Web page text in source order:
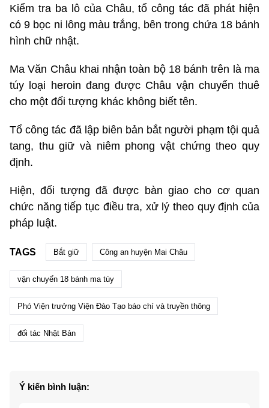
Kiểm tra ba lô của Châu, tổ công tác đã phát hiện
có 9 bọc ni lông màu trắng, bên trong chứa 18 bánh
hình chữ nhật.
Ma Văn Châu khai nhận toàn bộ 18 bánh trên là ma
túy loại heroin đang được Châu vận chuyển thuê
cho một đối tượng khác không biết tên.
Tổ công tác đã lập biên bản bắt người phạm tội quả
tang, thu giữ và niêm phong vật chứng theo quy
định.
Hiện, đối tượng đã được bàn giao cho cơ quan
chức năng tiếp tục điều tra, xử lý theo quy định của
pháp luật.
TAGS Bắt giữ Công an huyện Mai Châu
vận chuyển 18 bánh ma túy
Phó Viện trưởng Viện Đào Tạo báo chí và truyền thông
đối tác Nhật Bản
Ý kiến bình luận: